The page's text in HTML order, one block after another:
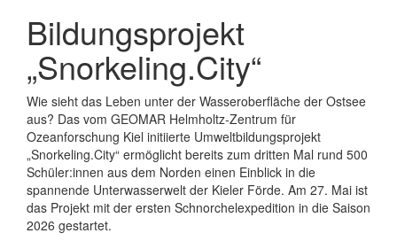
Bildungsprojekt
„Snorkeling.City“
Wie sieht das Leben unter der Wasseroberfläche der Ostsee
aus? Das vom GEOMAR Helmholtz-Zentrum für
Ozeanforschung Kiel initiierte Umweltbildungsprojekt
„Snorkeling.City“ ermöglicht bereits zum dritten Mal rund 500
Schüler:innen aus dem Norden einen Einblick in die
spannende Unterwasserwelt der Kieler Förde. Am 27. Mai ist
das Projekt mit der ersten Schnorchelexpedition in die Saison
2026 gestartet.